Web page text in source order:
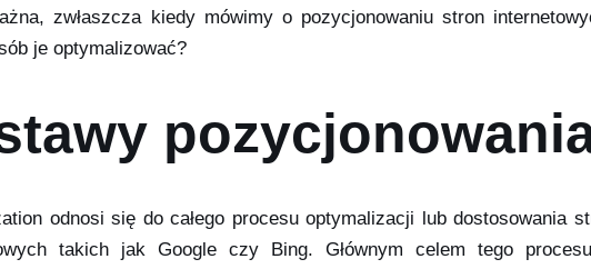
zwłaszcza kiedy mówimy o pozycjonowaniu stron
je optymalizować?
odnosi się do całego procesu optymalizacji lub dostosowania
takich jak Google czy Bing. Głównym celem tego